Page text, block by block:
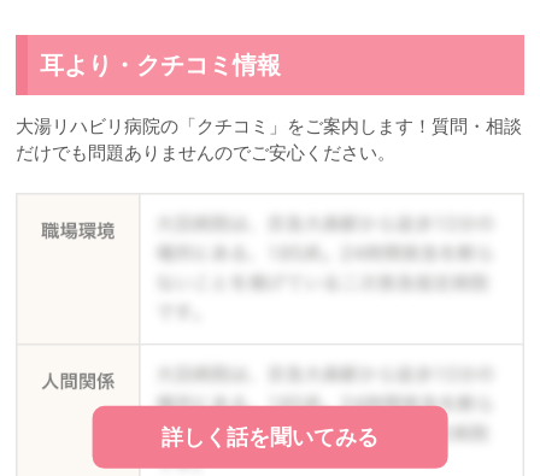
耳より・クチコミ情報
大湯リハビリ病院の「クチコミ」をご案内します！質問・相談
だけでも問題ありませんのでご安心ください。
詳しく話を聞いてみる